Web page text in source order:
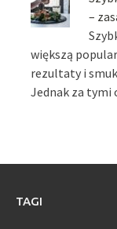
–
większą
rezultaty i
Jednak za
TAGI